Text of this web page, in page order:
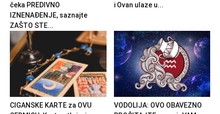
čeka PREDIVNO
IZNENAĐENJE, saznajte
ZAŠTO STE...
i Ovan ulaze u...
CIGANSKE KARTE za OVU
VODOLIJA: OVO OBAVEZNO